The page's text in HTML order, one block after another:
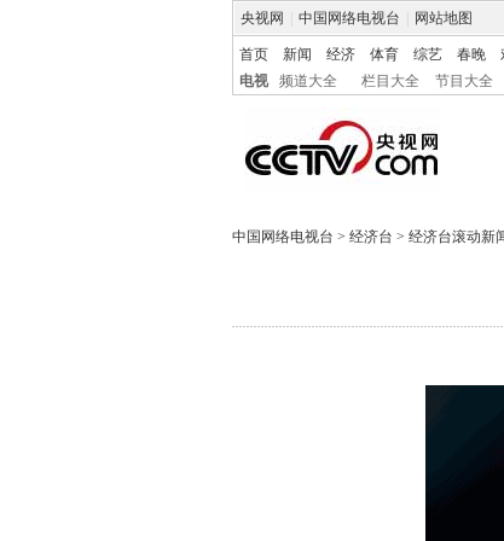
央视网 中国网络电视台 网站地图
首页 新闻 经济 体育 综艺 春晚
电视
频道大全 栏目大全 节目大全
中国网络电视台 > 经济台 > 经济台滚动新